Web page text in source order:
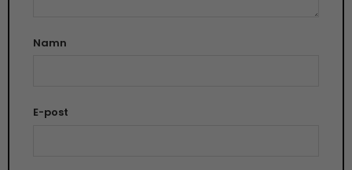
Namn
E-post